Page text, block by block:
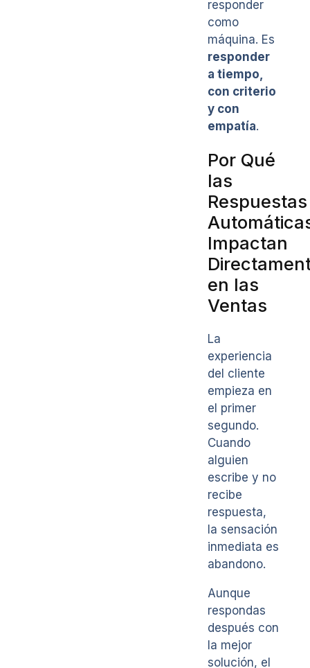
responder
como
máquina. Es
responder
a tiempo,
con criterio
y con
empatía.
Por Qué
las
Respuestas
Impactan
en las
Ventas
La
experiencia
del cliente
empieza en
el primer
segundo.
Cuando
alguien
escribe y no
recibe
respuesta,
la sensación
inmediata es
abandono.
Aunque
respondas
después con
la mejor
solución, el